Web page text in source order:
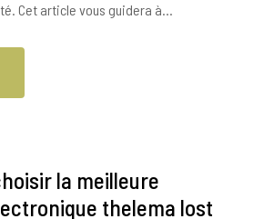
Cet article vous guidera à…
la meilleure
thelema lost